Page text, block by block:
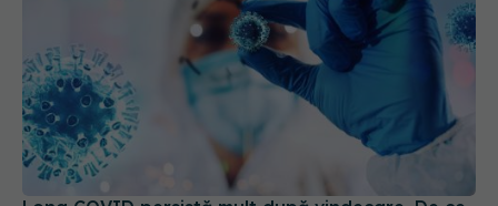
Long COVID persistă mult după vindecare. De ce
se întâmplă lucrul acesta
14 aug 2025, 20:40